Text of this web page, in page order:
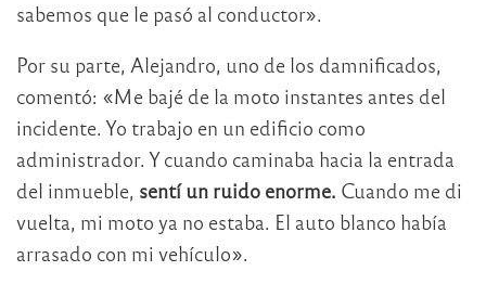
sabemos que le pasó al conductor».
Por su parte, Alejandro, uno de los damnificados,
comentó: «Me bajé de la moto instantes antes del
incidente. Yo trabajo en un edificio como
administrador. Y cuando caminaba hacia la entrada
del inmueble, sentí un ruido enorme. Cuando me di
vuelta, mi moto ya no estaba. El auto blanco había
arrasado con mi vehículo».